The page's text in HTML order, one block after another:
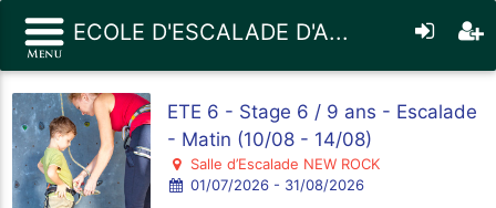
ECOLE D'ESCALADE D'A...
ETE 6 - Stage 6 / 9 ans - Escalade
- Matin (10/08 - 14/08)
Salle d’Escalade NEW ROCK
01/07/2026 - 31/08/2026